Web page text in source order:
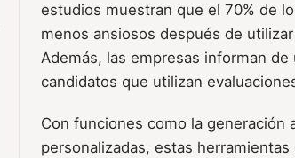
estudios muestran que el 70% de
menos ansiosos después de
Además, las empresas informan
candidatos que utilizan
Con funciones como la generación
personalizadas, estas